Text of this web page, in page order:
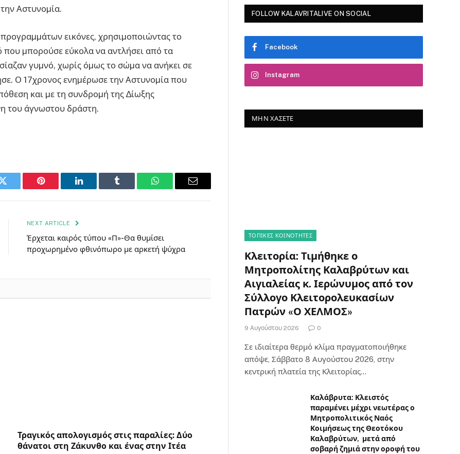
Αστυνοµία.
εικόνες, χρησιµοποιώντας το
µπορούσε εύκολα να αντλήσει από τα
γυµνό, χωρίς όµως το σώµα να ανήκει σε
Ο 17χρονος ενηµέρωσε την Αστυνοµία που
και µε τη συνδροµή της ∆ίωξης
του άγνωστου δράστη.
Twitter Pinterest LinkedIn Tumblr WhatsAppEmail
NEXT ARTICLE
Έρχεται καιρός τύπου «Π»-Θα θυμίσει
προχωρημένο φθινόπωρο με αρκετή ψύχρα
Τραγικός απολογισμός στις παραλίες: Δύο
θάνατοι στη Ζάκυνθο και ένας στην Ιτέα
FOLLOW KALAVRITALIVE ON SOCIAL
Facebook
Instagram
ΜΗΝ ΧΆΣΕΤΕ
ΤΟΠΙΚΈΣ ΚΟΙΝΌΤΗΤΕΣ
Κλειτορία: Τιμήθηκε ο
Μητροπολίτης Καλαβρύτων και
Αιγιαλείας κ. Ιερώνυμος από τον
Σύλλογο Κλειτορολευκασίων
Πατρών «Ο ΧΕΛΜΟΣ»
9 Αυγούστου 2026 0
Σε ιδιαίτερα θερμό κλίμα πραγματοποιήθηκε
απόψε, Σάββατο 8 Αυγούστου 2026, στην
κεντρική πλατεία της Κλειτορίας…
Καλάβρυτα: Κλειστός
παραμένει μέχρι νεωτέρας ο
Μητροπολιτικός Ναός
Κοιμήσεως της Θεοτόκου
Καλαβρύτων, μετά από
σοβαρή ζημιά στην οροφή του